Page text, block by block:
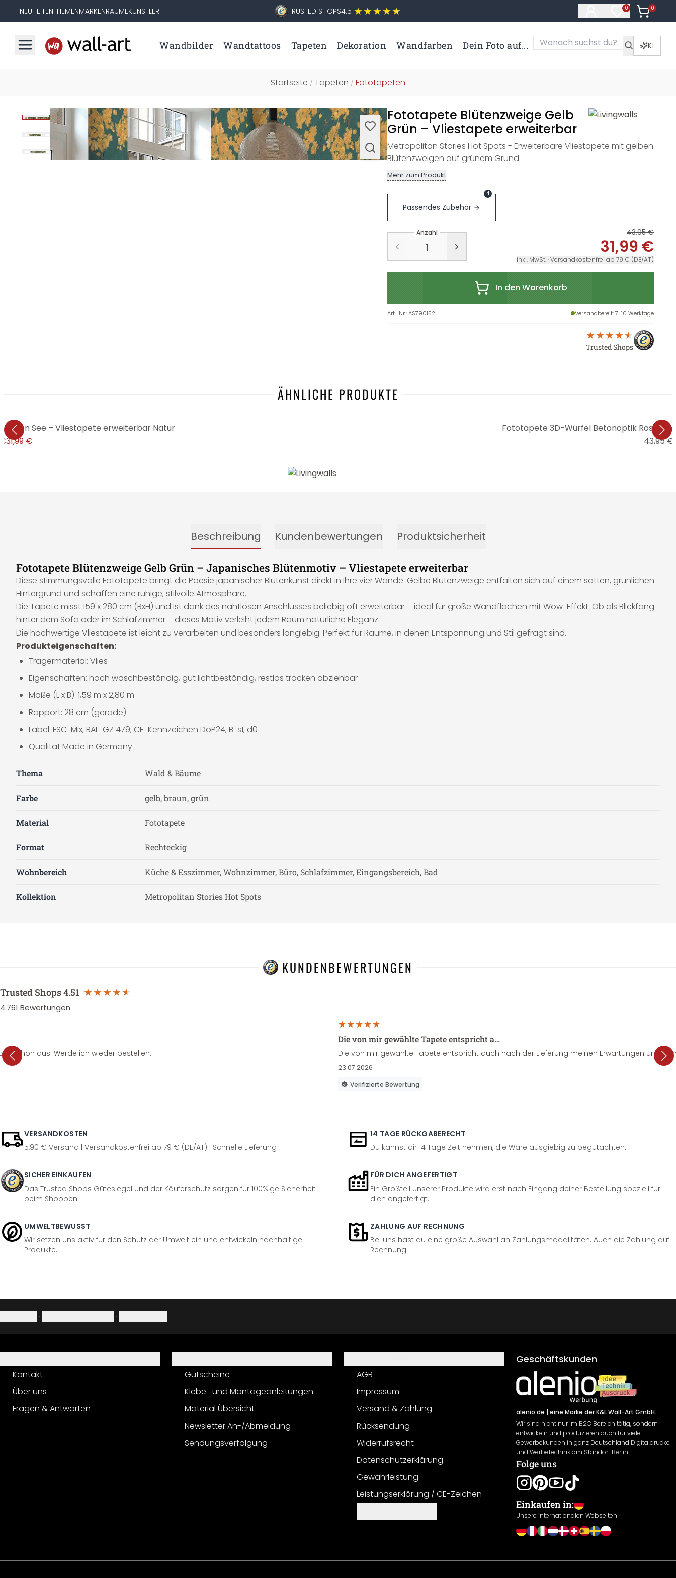
NEUHEITENTHEMENMARKENRÄUMEKÜNSTLER TRUSTED SHOPS4.51 0
Artikel im
0
Artikel
Wandbilder Wandtattoos Tapeten Dekoration Wandfarben Dein Foto auf... KI
Startseite / Tapeten / Fototapeten
Fototapete Blütenzweige Gelb
Grün – Vliestapete erweiterbar
Metropolitan Stories Hot Spots - Erweiterbare Vliestapete mit gelben
Blütenzweigen auf grünem Grund
Mehr zum Produkt
Passendes Zubehör
4
Anzahl 43,95 €
31,99 €
inkl. MwSt. · Versandkostenfrei ab 79 € (DE/AT)
In den Warenkorb
Art.-Nr.:AS790152 Versandbereit: 7-10 Werktage
Trusted Shops
ÄHNLICHE PRODUKTE
See – Vliestapete erweiterbar Natur
31,99 €
Fototapete 3D-Würfel Betonoptik Rost –
43,95 €
Beschreibung Kundenbewertungen Produktsicherheit
Fototapete Blütenzweige Gelb Grün – Japanisches Blütenmotiv – Vliestapete erweiterbar
Diese stimmungsvolle Fototapete bringt die Poesie japanischer Blütenkunst direkt in Ihre vier Wände. Gelbe Blütenzweige entfalten sich auf einem satten, grünlichen
Hintergrund und schaffen eine ruhige, stilvolle Atmosphäre.
Die Tapete misst 159 x 280 cm (BxH) und ist dank des nahtlosen Anschlusses beliebig oft erweiterbar – ideal für große Wandflächen mit Wow-Effekt. Ob als Blickfang
hinter dem Sofa oder im Schlafzimmer – dieses Motiv verleiht jedem Raum natürliche Eleganz.
Die hochwertige Vliestapete ist leicht zu verarbeiten und besonders langlebig. Perfekt für Räume, in denen Entspannung und Stil gefragt sind.
Produkteigenschaften:
Trägermaterial: Vlies
Eigenschaften: hoch waschbeständig, gut lichtbeständig, restlos trocken abziehbar
Maße (L x B): 1,59 m x 2,80 m
Rapport: 28 cm (gerade)
Label: FSC-Mix, RAL-GZ 479, CE-Kennzeichen DoP24, B-s1, d0
Qualität Made in Germany
Thema Wald & Bäume
Farbe gelb, braun, grün
Material Fototapete
Format Rechteckig
Wohnbereich Küche & Esszimmer, Wohnzimmer, Büro, Schlafzimmer, Eingangsbereich, Bad
Kollektion Metropolitan Stories Hot Spots
KUNDENBEWERTUNGEN
Trusted Shops4.51
4.761 Bewertungen
schön aus. Werde ich wieder bestellen.
Die von mir gewählte Tapete entspricht a…
Die von mir gewählte Tapete entspricht auch nach der Lieferung meinen Erwartungen und
23.07.2026
Verifizierte Bewertung
VERSANDKOSTEN
5,90 € Versand | Versandkostenfrei ab 79 € (DE/AT) | Schnelle Lieferung
14 TAGE RÜCKGABERECHT
Du kannst dir 14 Tage Zeit nehmen, die Ware ausgiebig zu begutachten.
SICHER EINKAUFEN
Das Trusted Shops Gütesiegel und der Käuferschutz sorgen für 100%ige Sicherheit
beim Shoppen.
FÜR DICH ANGEFERTIGT
Ein Großteil unserer Produkte wird erst nach Eingang deiner Bestellung speziell für
dich angefertigt.
UMWELTBEWUSST
Wir setzen uns aktiv für den Schutz der Umwelt ein und entwickeln nachhaltige
Produkte.
ZAHLUNG AUF RECHNUNG
Bei uns hast du eine große Auswahl an Zahlungsmodalitäten. Auch die Zahlung auf
Rechnung.
· ·
Kontakt
Über uns
Fragen & Antworten
Gutscheine
Klebe- und Montageanleitungen
Material Übersicht
Newsletter An-/Abmeldung
Sendungsverfolgung
AGB
Impressum
Versand & Zahlung
Rücksendung
Widerrufsrecht
Datenschutzerklärung
Gewährleistung
Leistungserklärung / CE-Zeichen
Geschäftskunden
alenio.de | eine Marke der K&L Wall-Art GmbH.
Wir sind nicht nur im B2C Bereich tätig, sondern
entwickeln und produzieren auch für viele
Gewerbekunden in ganz Deutschland Digitaldrucke
und Werbetechnik am Standort Berlin.
Folge uns
Einkaufen in:
Unsere internationalen Webseiten